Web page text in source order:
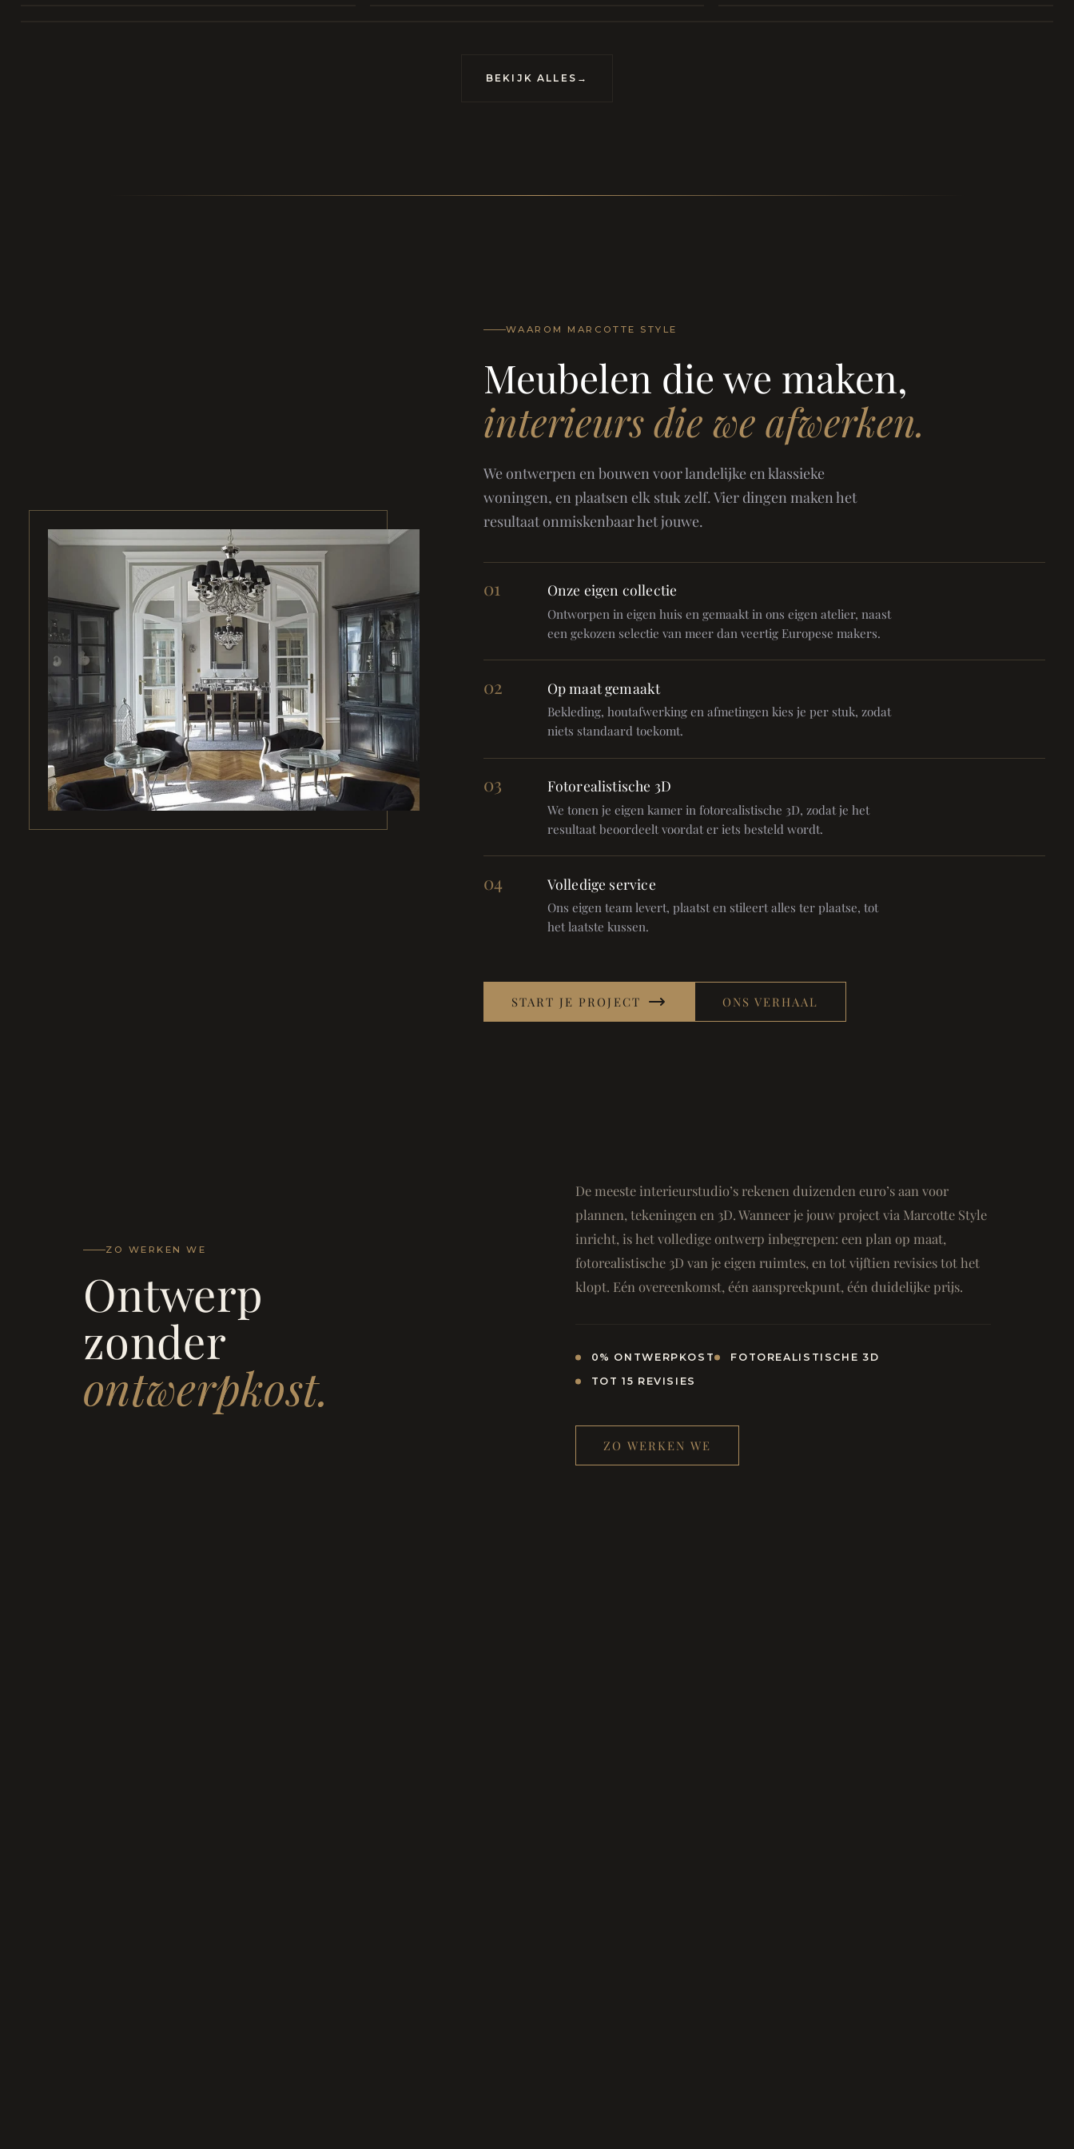
BEKIJK ALLES →
WAAROM MARCOTTE STYLE
Meubelen die we maken,
interieurs die we afwerken.
We ontwerpen en bouwen voor landelijke en klassieke
woningen, en plaatsen elk stuk zelf. Vier dingen maken het
resultaat onmiskenbaar het jouwe.
01 Onze eigen collectie
Ontworpen in eigen huis en gemaakt in ons eigen atelier, naast
een gekozen selectie van meer dan veertig Europese makers.
02 Op maat gemaakt
Bekleding, houtafwerking en afmetingen kies je per stuk, zodat
niets standaard toekomt.
03 Fotorealistische 3D
We tonen je eigen kamer in fotorealistische 3D, zodat je het
resultaat beoordeelt voordat er iets besteld wordt.
04 Volledige service
Ons eigen team levert, plaatst en stileert alles ter plaatse, tot
het laatste kussen.
START JE PROJECT ONS VERHAAL
ZO WERKEN WE
Ontwerp
zonder
ontwerpkost.
De meeste interieurstudio’s rekenen duizenden euro’s aan voor
plannen, tekeningen en 3D. Wanneer je jouw project via Marcotte Style
inricht, is het volledige ontwerp inbegrepen: een plan op maat,
fotorealistische 3D van je eigen ruimtes, en tot vijftien revisies tot het
klopt. Eén overeenkomst, één aanspreekpunt, één duidelijke prijs.
0% ONTWERPKOST
FOTOREALISTISCHE 3D
TOT 15 REVISIES
ZO WERKEN WE